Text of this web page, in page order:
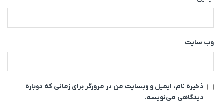
وب‌ سایت
ذخیره نام، ایمیل و وبسایت من در مرورگر برای زمانی که دوباره
دیدگاهی می‌نویسم.